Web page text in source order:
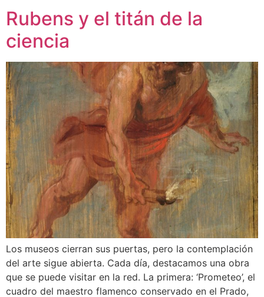
Rubens y el titán de la
ciencia
Los museos cierran sus puertas, pero la contemplación
del arte sigue abierta. Cada día, destacamos una obra
que se puede visitar en la red. La primera: ‘Prometeo’, el
cuadro del maestro flamenco conservado en el Prado,